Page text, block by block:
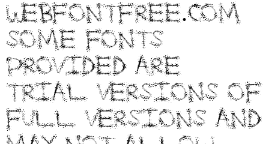
WebFontFree.Com
Some fonts
provided are
trial versions of
full versions and